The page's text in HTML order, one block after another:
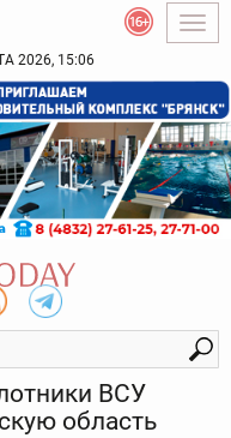
2026, 15:06
ВСУ
область